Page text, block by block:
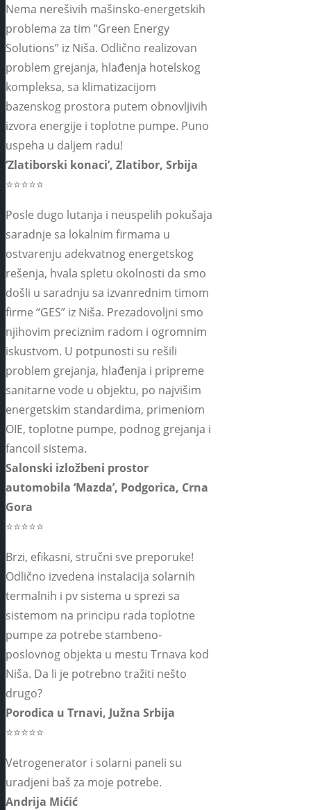
Nema nerešivih mašinsko-energetskih
problema za tim “Green Energy
Solutions” iz Niša. Odlično realizovan
problem grejanja, hlađenja hotelskog
kompleksa, sa klimatizacijom
bazenskog prostora putem obnovljivih
izvora energije i toplotne pumpe. Puno
uspeha u daljem radu!
‘Zlatiborski konaci’, Zlatibor, Srbija
⭐⭐⭐⭐⭐
Posle dugo lutanja i neuspelih pokušaja
saradnje sa lokalnim firmama u
ostvarenju adekvatnog energetskog
rešenja, hvala spletu okolnosti da smo
došli u saradnju sa izvanrednim timom
firme “GES” iz Niša. Prezadovoljni smo
njihovim preciznim radom i ogromnim
iskustvom. U potpunosti su rešili
problem grejanja, hlađenja i pripreme
sanitarne vode u objektu, po najvišim
energetskim standardima, primeniom
OIE, toplotne pumpe, podnog grejanja i
fancoil sistema.
Salonski izložbeni prostor
automobila ‘Mazda’, Podgorica, Crna
Gora
⭐⭐⭐⭐⭐
Brzi, efikasni, stručni sve preporuke!
Odlično izvedena instalacija solarnih
termalnih i pv sistema u sprezi sa
sistemom na principu rada toplotne
pumpe za potrebe stambeno-
poslovnog objekta u mestu Trnava kod
Niša. Da li je potrebno tražiti nešto
drugo?
Porodica u Trnavi, Južna Srbija
⭐⭐⭐⭐⭐
Vetrogenerator i solarni paneli su
uradjeni baš za moje potrebe.
Andrija Mićić